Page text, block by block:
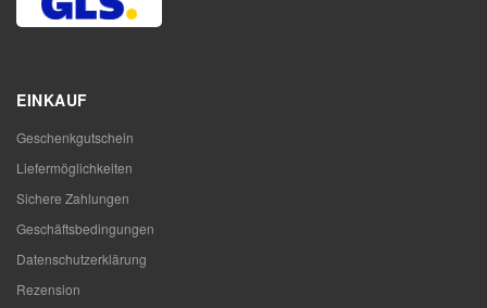
EINKAUF
Geschenkgutschein
Liefermöglichkeiten
Sichere Zahlungen
Geschäftsbedingungen
Datenschutzerklärung
Rezension